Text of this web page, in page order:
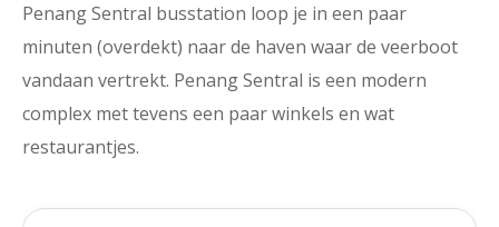
Penang Sentral busstation loop je in een paar
minuten (overdekt) naar de haven waar de veerboot
vandaan vertrekt. Penang Sentral is een modern
complex met tevens een paar winkels en wat
restaurantjes.